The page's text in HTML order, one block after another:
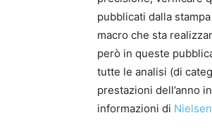
pubblicati dalla
macro che sta
però in queste
tutte le analisi (di
prestazioni dell’anno
informazioni di Nielsen